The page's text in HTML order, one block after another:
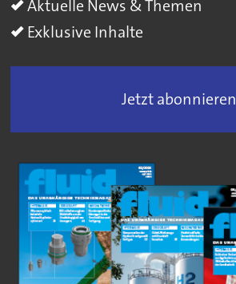
Aktuelle News & Themen
Exklusive Inhalte
Jetzt abonnieren